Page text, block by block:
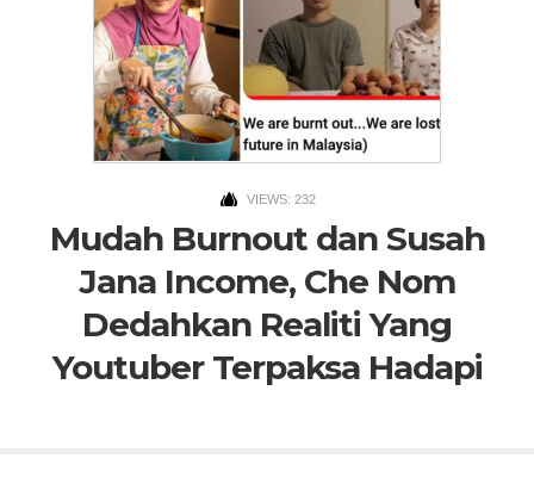
VIEWS: 232
Mudah Burnout dan Susah
Jana Income, Che Nom
Dedahkan Realiti Yang
Youtuber Terpaksa Hadapi